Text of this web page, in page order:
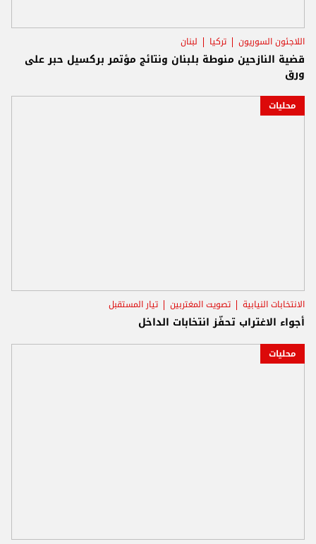
اللاجئون السوريون تركيا لبنان
قضية النازحين منوطة بلبنان ونتائج مؤتمر بركسيل حبر على
ورق
محليات
الانتخابات النيابية تصويت المغتربين تيار المستقبل
أجواء الاغتراب تحفّز انتخابات الداخل
محليات